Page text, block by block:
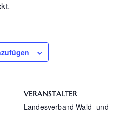
VERANSTALTER
Landesverband Wald- und